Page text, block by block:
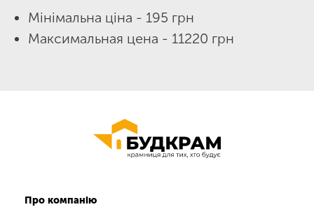
Мінімальна ціна - 195 грн
Максимальная цена - 11220 грн
Про компанію